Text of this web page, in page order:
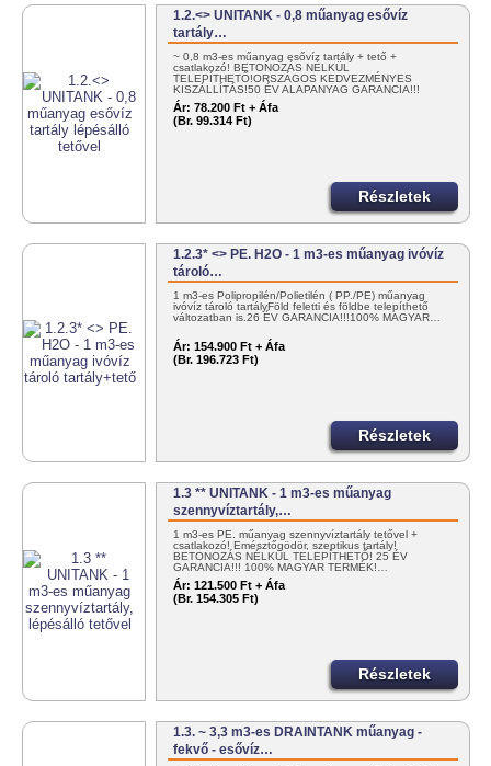
1.2.<> UNITANK - 0,8 műanyag esővíz
tartály…
~ 0,8 m3-es műanyag esővíz tartály + tető +
csatlakozó! BETONOZÁS NÉLKÜL
TELEPÍTHETŐ!ORSZÁGOS KEDVEZMÉNYES
KISZÁLLÍTÁS!50 ÉV ALAPANYAG GARANCIA!!!
100%…
Ár: 78.200 Ft + Áfa
(Br. 99.314 Ft)
Részletek
1.2.3* <> PE. H2O - 1 m3-es műanyag ivóvíz
tároló…
1 m3-es Polipropilén/Polietilén ( PP./PE) műanyag
ivóvíz tároló tartályFöld feletti és földbe telepíthető
változatban is.26 ÉV GARANCIA!!!100% MAGYAR…
Ár: 154.900 Ft + Áfa
(Br. 196.723 Ft)
Részletek
1.3 ** UNITANK - 1 m3-es műanyag
szennyvíztartály,…
1 m3-es PE. műanyag szennyvíztartály tetővel +
csatlakozó! Emésztőgödör, szeptikus tartály!
BETONOZÁS NÉLKÜL TELEPÍTHETŐ! 25 ÉV
GARANCIA!!! 100% MAGYAR TERMÉK!…
Ár: 121.500 Ft + Áfa
(Br. 154.305 Ft)
Részletek
1.3. ~ 3,3 m3-es DRAINTANK műanyag -
fekvő - esővíz…